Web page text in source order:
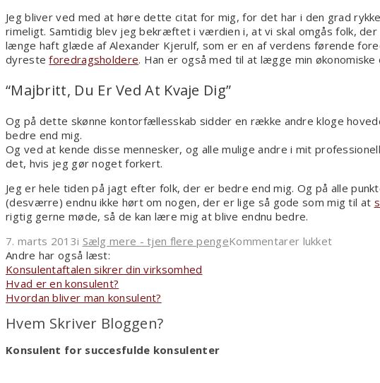
Jeg bliver ved med at høre dette citat for mig, for det har i den grad
rimeligt. Samtidig blev jeg bekræftet i værdien i, at vi skal omgås folk,
længe haft glæde af Alexander Kjerulf, som er en af verdens førende
dyresteforedragsholdere. Han er også med til at lægge min
“Majbritt, Du Er Ved At Kvaje Dig”
Og på dette skønne kontorfællesskab sidder en række andre kloge
bedre end mig.
Og ved at kende disse mennesker, og alle mulige andre i mit
det, hvis jeg gør noget forkert.
Jeg er hele tiden på jagt efter folk, der er bedre end mig. Og på alle
(desværre) endnu ikke hørt om nogen, der er lige så gode som mig til at
rigtig gerne møde, så de kan lære mig at blive endnu bedre.
7. marts 2013i Sælg mere - tjen flere pengeKommentarer lukkettil
Andre har også læst:
Konsulentaftalen sikrer din virksomhed
Hvad er en konsulent?
Hvordan bliver man konsulent?
Hvem Skriver Bloggen?
Konsulent for succesfulde konsulenter